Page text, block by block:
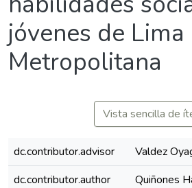
jóvenes de Lima
Metropolitana
Vista sencilla de
dc.contributor.advisor
Valdez
dc.contributor.author
Quiñones